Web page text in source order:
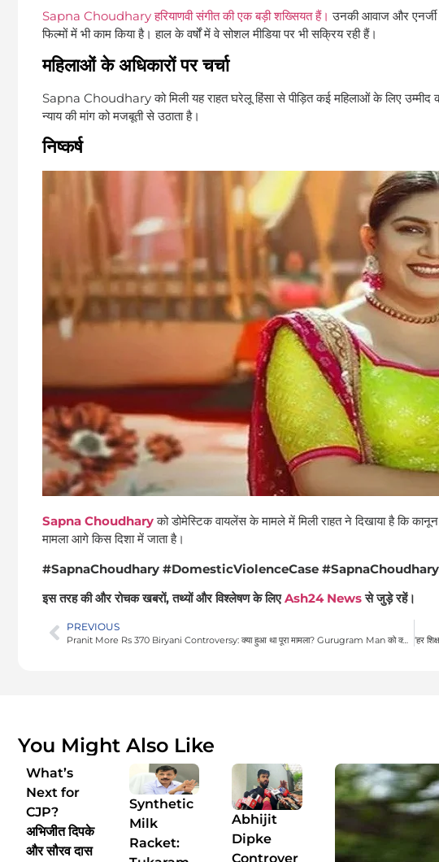
Sapna Choudhary हरियाणवी संगीत की एक बड़ी शख्सियत हैं। उनकी आवाज और एनर्जी
फिल्मों में भी काम किया है। हाल के वर्षों में वे सोशल मीडिया पर भी सक्रिय रही हैं।
महिलाओं के अधिकारों पर चर्चा
Sapna Choudhary को मिली यह राहत घरेलू हिंसा से पीड़ित कई महिलाओं के लिए उम्मीद
न्याय की मांग को मजबूती से उठाता है।
निष्कर्ष
Sapna Choudharyको डोमेस्टिक वायलेंस के मामले में मिली राहत ने दिखाया है कि
मामला आगे किस दिशा में जाता है।
#SapnaChoudhary #DomesticViolenceCase
इस तरह की और रोचक खबरों, तथ्यों और विश्लेषण के लिएAsh24 Newsसे जुड़े रहें।
PREVIOUS
Pranit More Rs 370 Biryani Controversy: क्या हुआ था पूरा मामला? Gurugram Man को क्यों निकाली गई नौकरी?
You Might Also Like
What’s
Next for
CJP?
अभिजीत दिपके
और सौरव दास
Synthetic
Milk
Racket:
Abhijit
Dipke
Controver